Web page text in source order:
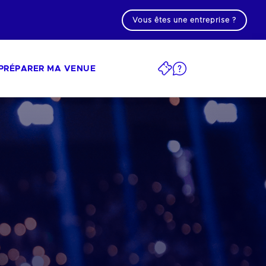
Vous êtes une entreprise ?
MA VENUE